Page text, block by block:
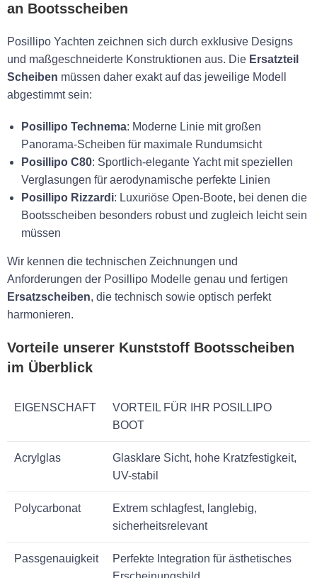
an Bootsscheiben
Posillipo Yachten zeichnen sich durch exklusive Designs
und maßgeschneiderte Konstruktionen aus. Die Ersatzteil
Scheiben müssen daher exakt auf das jeweilige Modell
abgestimmt sein:
Posillipo Technema: Moderne Linie mit großen
Panorama-Scheiben für maximale Rundumsicht
Posillipo C80: Sportlich-elegante Yacht mit speziellen
Verglasungen für aerodynamische perfekte Linien
Posillipo Rizzardi: Luxuriöse Open-Boote, bei denen die
Bootsscheiben besonders robust und zugleich leicht sein
müssen
Wir kennen die technischen Zeichnungen und
Anforderungen der Posillipo Modelle genau und fertigen
Ersatzscheiben, die technisch sowie optisch perfekt
harmonieren.
Vorteile unserer Kunststoff Bootsscheiben
im Überblick
EIGENSCHAFT
VORTEIL FÜR IHR POSILLIPO
BOOT
Acrylglas
Glasklare Sicht, hohe Kratzfestigkeit,
UV-stabil
Polycarbonat
Extrem schlagfest, langlebig,
sicherheitsrelevant
Passgenauigkeit
Perfekte Integration für ästhetisches